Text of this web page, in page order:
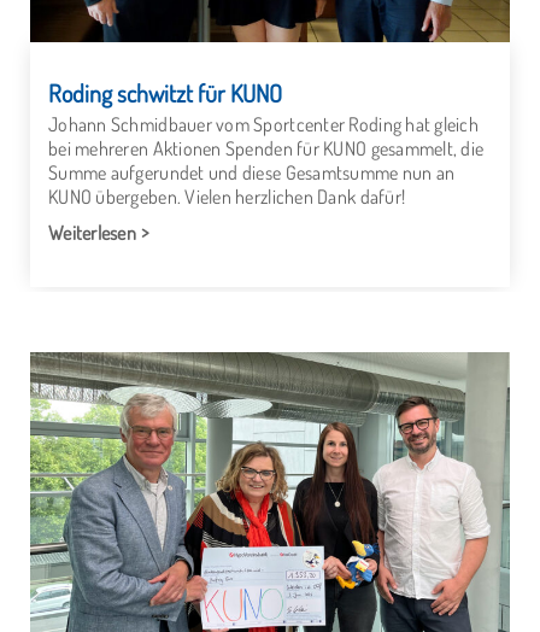
Roding schwitzt für KUNO
Johann Schmidbauer vom Sportcenter Roding hat gleich
bei mehreren Aktionen Spenden für KUNO gesammelt, die
Summe aufgerundet und diese Gesamtsumme nun an
KUNO übergeben. Vielen herzlichen Dank dafür!
Weiterlesen